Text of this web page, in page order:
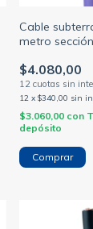
Cable
metro sección
$4.080,00
12 x $340,00 sin
$3.060,00 con
depósito
Comprar